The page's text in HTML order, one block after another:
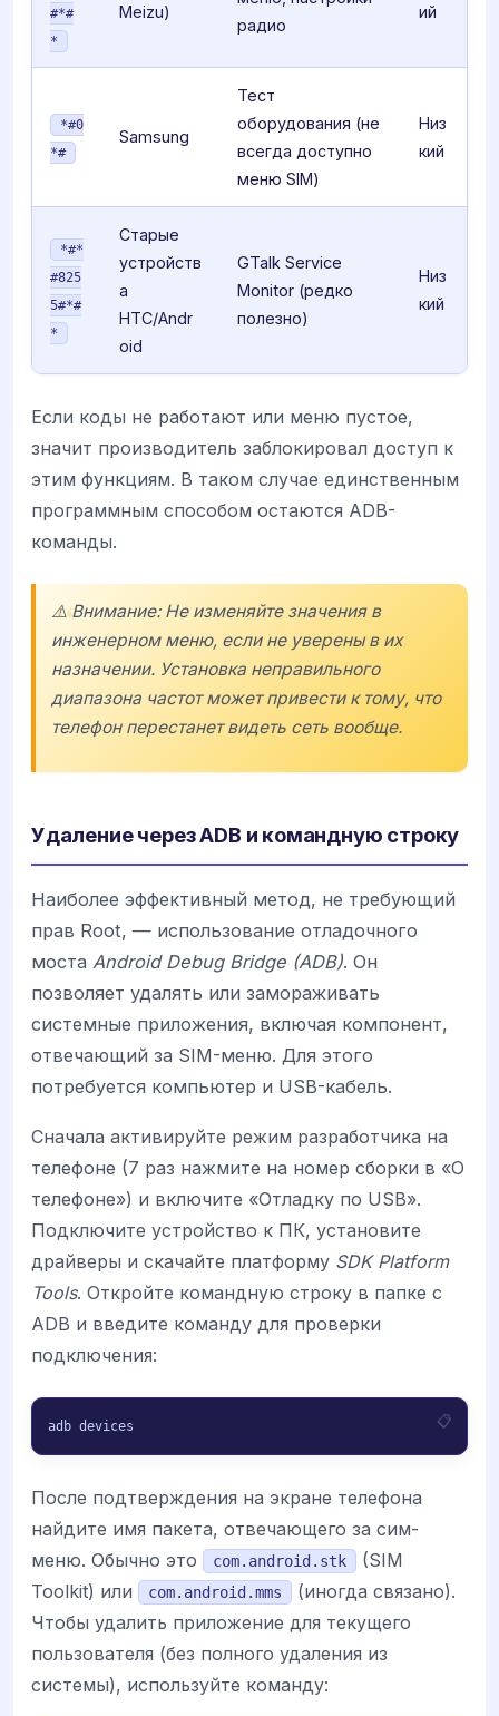
#*#
*
Meizu)
радио
ий
*#0
*#
Samsung
Тест
оборудования (не
всегда доступно
меню SIM)
Низ
кий
*#*
#825
5#*#
*
Старые
устройств
а
HTC/Andr
oid
GTalk Service
Monitor (редко
полезно)
Низ
кий
Если коды не работают или меню пустое,
значит производитель заблокировал доступ к
этим функциям. В таком случае единственным
программным способом остаются ADB-
команды.
⚠️ Внимание: Не изменяйте значения в
инженерном меню, если не уверены в их
назначении. Установка неправильного
диапазона частот может привести к тому, что
телефон перестанет видеть сеть вообще.
Удаление через ADB и командную строку
Наиболее эффективный метод, не требующий
прав Root, — использование отладочного
моста Android Debug Bridge (ADB). Он
позволяет удалять или замораживать
системные приложения, включая компонент,
отвечающий за SIM-меню. Для этого
потребуется компьютер и USB-кабель.
Сначала активируйте режим разработчика на
телефоне (7 раз нажмите на номер сборки в «О
телефоне») и включите «Отладку по USB».
Подключите устройство к ПК, установите
драйверы и скачайте платформу SDK Platform
Tools. Откройте командную строку в папке с
ADB и введите команду для проверки
подключения:
adb devices
После подтверждения на экране телефона
найдите имя пакета, отвечающего за сим-
меню. Обычно это
com.android.stk
(SIM
Toolkit) или
com.android.mms
(иногда связано).
Чтобы удалить приложение для текущего
пользователя (без полного удаления из
системы), используйте команду: